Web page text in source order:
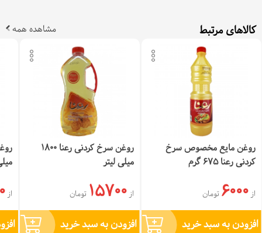
کالاهای مرتبط مشاهده همه
روغن مایع مخصوص سرخ
کردنی رعنا 675 گرم
از6000 تومان
افزودن به سبد خرید
روغن سرخ کردنی رعنا 1800
میلی لیتر
از15700 تومان
افزودن به سبد خرید
از